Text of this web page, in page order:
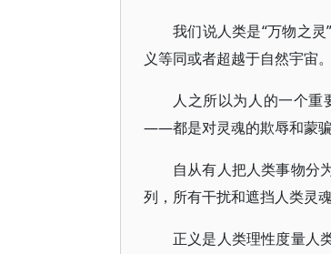
我们说人类是“万物之
义等同或者超越于自然宇宙。
人之所以为人的一个
——都是对灵魂的欺辱和蒙骗
自从有人把人类事物分
列，所有干扰和遮挡人类灵
正义是人类理性度量